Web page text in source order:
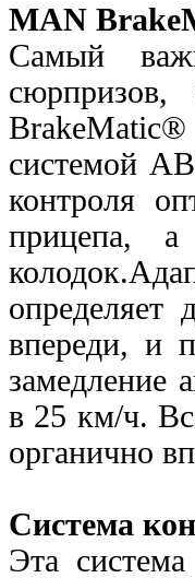
MAN
Самый
BrakeMatic®
системой
контроля
прицепа,
впереди, и
замедление
в 25 км/ч.
органично
Система
Эта